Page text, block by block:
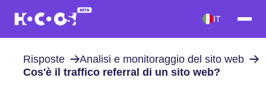
IT
Risposte
Analisi e monitoraggio del sito web
Cos'è il traffico referral di un sito web?